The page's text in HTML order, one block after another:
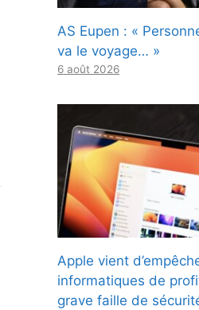
AS Eupen : «
va le voyage… »
6 août 2026
Apple vient
informatiques de
grave faille de